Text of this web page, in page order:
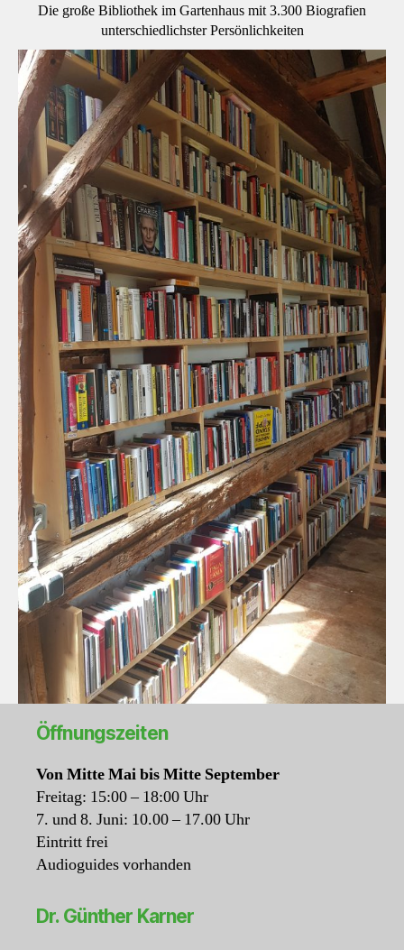
Die große Bibliothek im Gartenhaus mit 3.300 Biografien
unterschiedlichster Persönlichkeiten
Öffnungszeiten
Von Mitte Mai bis Mitte September
Freitag: 15:00 – 18:00 Uhr
7. und 8. Juni: 10.00 – 17.00 Uhr
Eintritt frei
Audioguides vorhanden
Dr. Günther Karner